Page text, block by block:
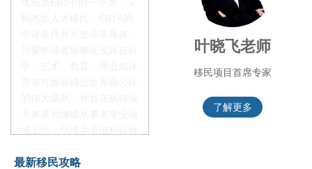
额占全球移民签证配额的
叶晓飞老师
移民项目首席专家
了解更多
最新移民攻略